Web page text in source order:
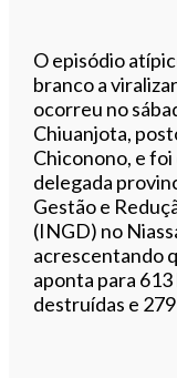
O episódio
branco a
ocorreu no
Chiuanjota,
Chiconono, e
delegada
Gestão e
(INGD) no
acrescentando
aponta para
destruídas e